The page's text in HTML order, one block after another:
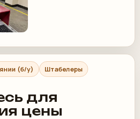
(б/у) Штабелеры
для
цены